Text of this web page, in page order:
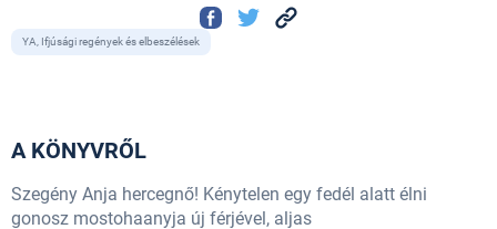
YA, Ifjúsági regények és elbeszélések
A KÖNYVRŐL
Szegény Anja hercegnő! Kénytelen egy fedél alatt élni
gonosz mostohaanyja új férjével, aljas